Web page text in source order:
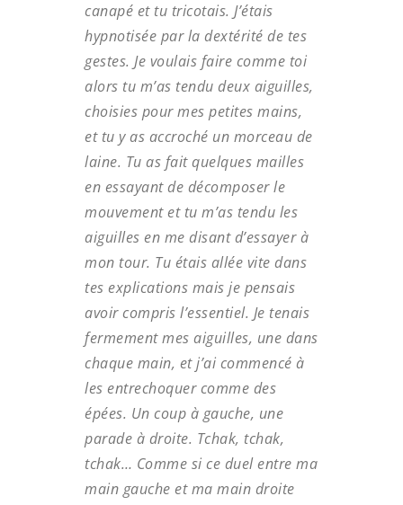
canapé et tu tricotais. J’étais
hypnotisée par la dextérité de tes
gestes. Je voulais faire comme toi
alors tu m’as tendu deux aiguilles,
choisies pour mes petites mains,
et tu y as accroché un morceau de
laine. Tu as fait quelques mailles
en essayant de décomposer le
mouvement et tu m’as tendu les
aiguilles en me disant d’essayer à
mon tour. Tu étais allée vite dans
tes explications mais je pensais
avoir compris l’essentiel. Je tenais
fermement mes aiguilles, une dans
chaque main, et j’ai commencé à
les entrechoquer comme des
épées. Un coup à gauche, une
parade à droite. Tchak, tchak,
tchak… Comme si ce duel entre ma
main gauche et ma main droite